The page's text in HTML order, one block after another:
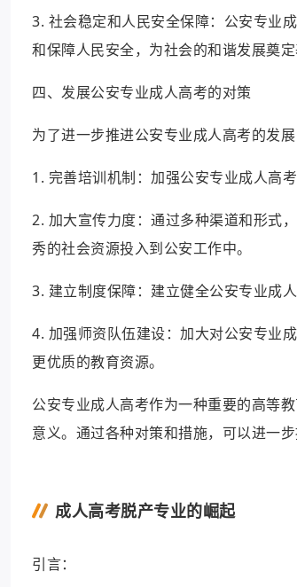
3. 社会稳定和人民安全保障：公安专业
和保障人民安全，为社会的和谐发展奠定
四、发展公安专业成人高考的对策
为了进一步推进公安专业成人高考的发展
1. 完善培训机制：加强公安专业成人高
2. 加大宣传力度：通过多种渠道和形式
秀的社会资源投入到公安工作中。
3. 建立制度保障：建立健全公安专业成
4. 加强师资队伍建设：加大对公安专业
更优质的教育资源。
公安专业成人高考作为一种重要的高等
意义。通过各种对策和措施，可以进一
成人高考脱产专业的崛起
引言：